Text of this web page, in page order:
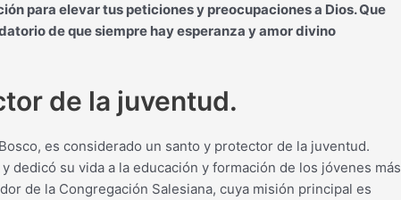
para elevar tus peticiones y preocupaciones a Dios. Que
de que siempre hay esperanza y amor divino
de la juventud.
es considerado un santo y protector de la juventud.
dedicó su vida a la educación y formación de los jóvenes más
de la Congregación Salesiana, cuya misión principal es